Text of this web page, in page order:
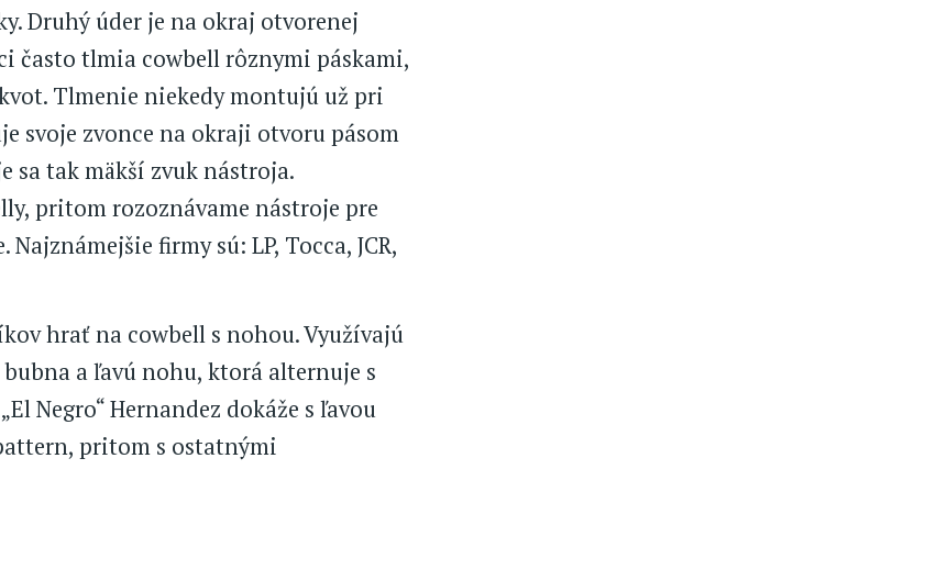
Druhý úder je na okraj otvorenej
často tlmia cowbell rôznymi páskami,
Tlmenie niekedy montujú už pri
svoje zvonce na okraji otvoru pásom
sa tak mäkší zvuk nástroja.
pritom rozoznávame nástroje pre
firmy sú: LP, Tocca, JCR,
hrať na cowbell s nohou. Využívajú
a ľavú nohu, ktorá alternuje s
Negro“ Hernandez dokáže s ľavou
pritom s ostatnými